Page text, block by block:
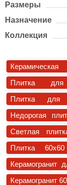
Размеры
Назначение
Коллекция
Плитка
Плитка для
Недорогая
Светлая
Плитка 60x60
Керамогранит
Керамогранит